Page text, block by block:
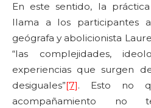
En este sentido, la
llama a los participantes
geógrafa y abolicionista
“las complejidades,
experiencias que surgen
desiguales”[7]. Esto no
acompañamiento no